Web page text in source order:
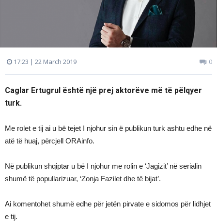
17:23 | 22 March 2019 0
Caglar Ertugrul është një prej aktorëve më të pëlqyer
turk.
Me rolet e tij ai u bë tejet I njohur sin ë publikun turk ashtu edhe në
atë të huaj, përcjell ORAinfo.
Në publikun shqiptar u bë I njohur me rolin e ‘Jagizit’ në serialin
shumë të popullarizuar, ‘Zonja Fazilet dhe të bijat’.
Ai komentohet shumë edhe për jetën pirvate e sidomos për lidhjet
e tij.